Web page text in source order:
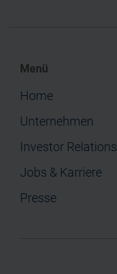
Menü
Home
Unternehmen
Investor Relations
Jobs & Karriere
Presse